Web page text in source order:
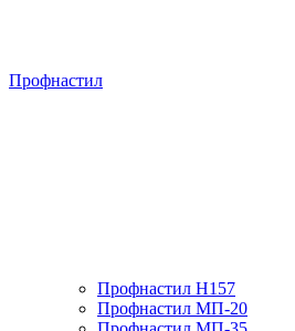
Профнастил
Профнастил H157
Профнастил МП-20